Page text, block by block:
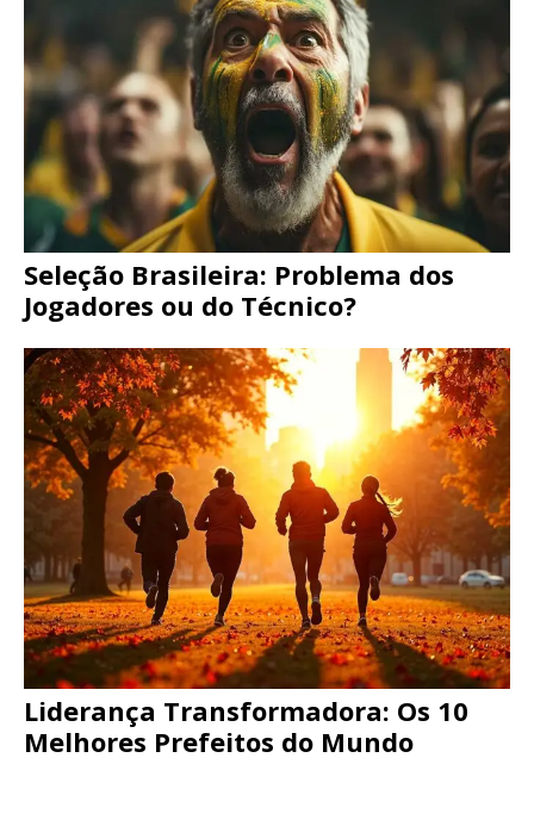
Seleção Brasileira: Problema dos
Jogadores ou do Técnico?
Liderança Transformadora: Os 10
Melhores Prefeitos do Mundo